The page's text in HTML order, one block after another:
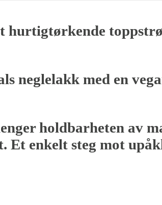
hurtigtørkende
neglelakk med en
holdbarheten av
Et enkelt steg mot